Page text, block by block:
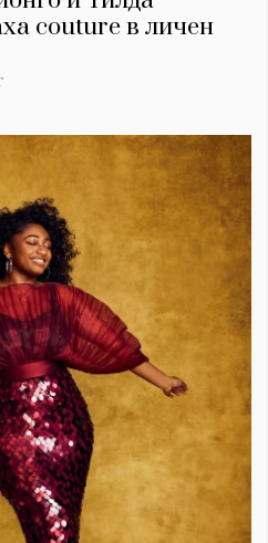
couture в личен